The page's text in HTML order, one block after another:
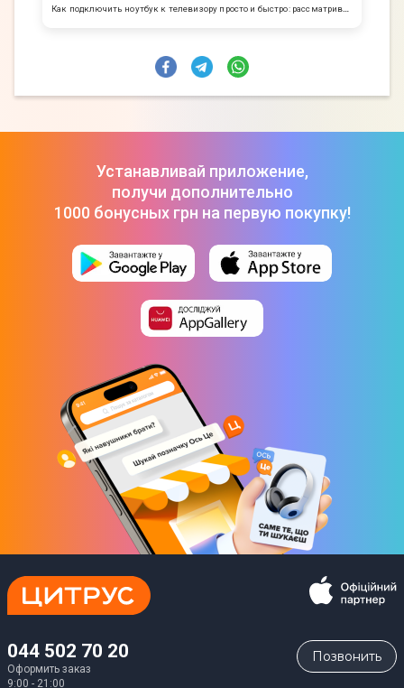
Устанавливай приложение,
получи дополнительно
1000 бонусных грн на первую покупку!
044 502 70 20
Оформить заказ
9:00 - 21:00
Позвонить